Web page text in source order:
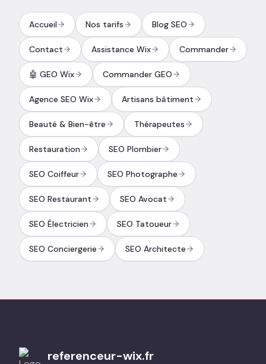
Accueil Nos tarifs Blog SEO
Contact Assistance Wix Commander
🤖 GEO Wix Commander GEO
Agence SEO Wix Artisans bâtiment
Beauté & Bien-être Thérapeutes
Restauration SEO Plombier
SEO Coiffeur SEO Photographe
SEO Restaurant SEO Avocat
SEO Électricien SEO Tatoueur
SEO Conciergerie SEO Architecte
referenceur-wix.fr